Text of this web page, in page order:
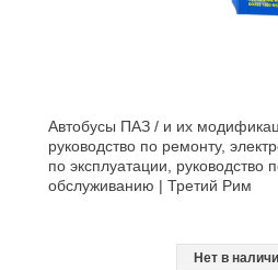
Автобусы ПАЗ / и их
руководство по ремонту,
по эксплуатации, руководство
обслуживанию | Третий Рим
Нет в